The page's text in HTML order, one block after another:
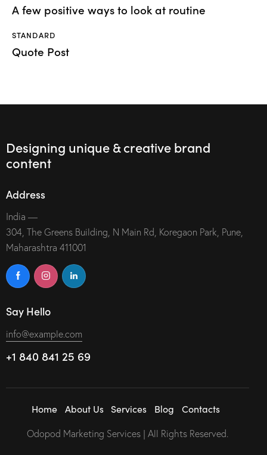
A few positive ways to look at routine
STANDARD
Quote Post
Designing unique & creative brand
content
Address
India —
304, The Greens Building, N Main Rd, Koregaon Park, Pune,
Maharashtra 411001
Say Hello
info@example.com
+1 840 841 25 69
Home About Us Services Blog Contacts
Odopod Marketing Services | All Rights Reserved.